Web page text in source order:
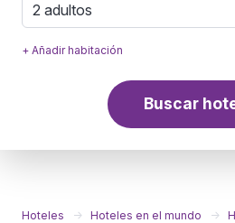
2 adultos
+ Añadir habitación
Buscar
Hoteles Hoteles en el mundo